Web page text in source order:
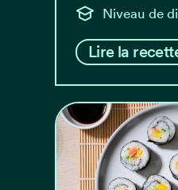
Niveau de
Lire la